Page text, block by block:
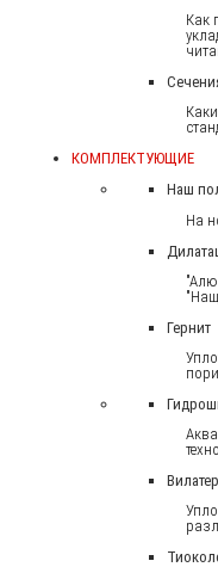
Как
КОМПЛЕКТУЮЩИЕ
Наш
На
Гернит